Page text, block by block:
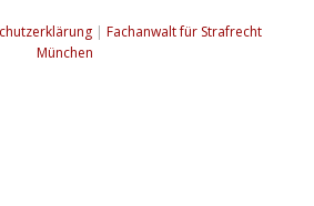
| Fachanwalt für Strafrecht
München